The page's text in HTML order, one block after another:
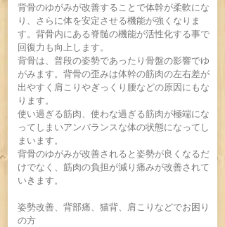
背骨のゆがみが改善することで体幹が柔軟にな
り、さらに体を安定させる機能が強くなりま
す。背骨内にある脊髄の機能が活性化する事で
回復力も向上します。
​背骨は、普段の姿勢であったり骨盤の影響でゆ
がみます。背骨の歪みは体幹の筋肉の左右差が
出やすく肩こりやぎっくり腰などの原因にもな
ります。
使い過ぎる筋肉、使わな過ぎる筋肉が極端にな
ってしまいアンバランスな体の状態になってし
まいます。
​背骨のゆがみが改善されると姿勢が良くなるだ
けでなく、筋肉の負担が減り痛みが改善されて
いきます。​
姿勢改善、背部痛、猫背、肩こりなどでお困り
の方